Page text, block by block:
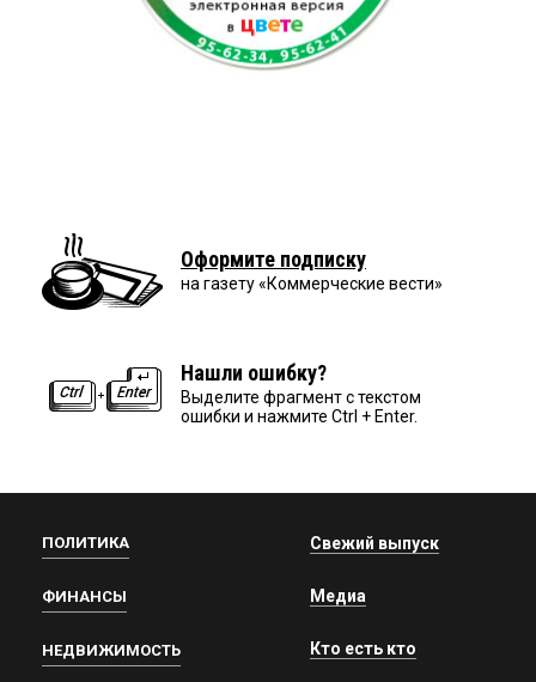
Оформите подписку
на газету «Коммерческие вести»
Нашли ошибку?
Выделите фрагмент с текстом
ошибки и нажмите Ctrl + Enter.
ПОЛИТИКА
ФИНАНСЫ
НЕДВИЖИМОСТЬ
Свежий выпуск
Медиа
Кто есть кто